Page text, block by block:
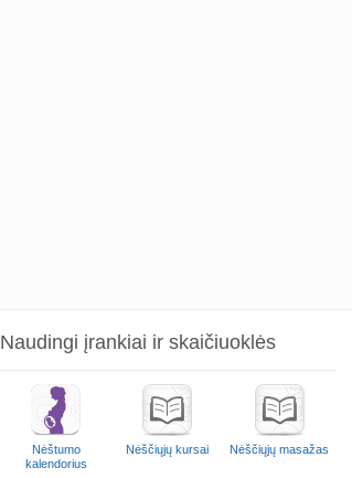
Naudingi įrankiai ir skaičiuoklės
Nėštumo
kalendorius
Nėščiųjų kursai Nėščiųjų masažas